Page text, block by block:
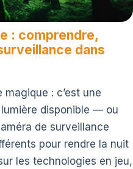
: comprendre,
dans
magique : c’est une
disponible — ou
de surveillance
pour rendre la nuit
les technologies en jeu,